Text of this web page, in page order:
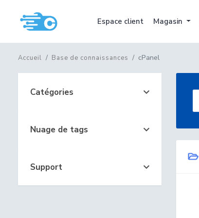
Espace client Magasin
Accueil Base de connaissances cPanel
Catégories
Nuage de tags
Support